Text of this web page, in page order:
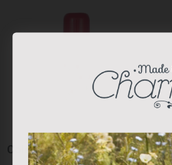
Colección “Red Berry”: